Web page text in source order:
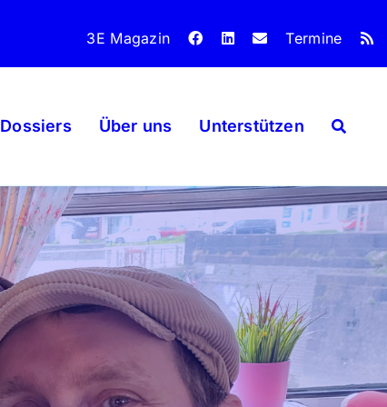
3E Magazin Termine
Dossiers Über uns Unterstützen